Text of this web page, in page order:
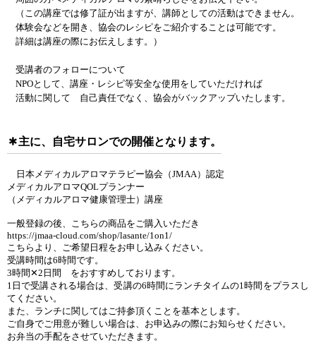
（この講座では修了証が出ますが、講師としての活動はできません。
体験会などを開き、協会のレシピをご紹介することは可能です。
詳細は講座の際にお伝えします。）
受講者のフォローについて
NPOとして、講座・レシピ等安全な使用をしていただければ
活動に関して 自己責任でなく、協会がバックアップいたします。
主に、自宅サロンでの開催となります。
日本メディカルアロマテラピー協会（JMAA）認定
メディカルアロマQOLプランナー
（メディカルアロマ健康管理士）講座
一般登録の後、こちらの商品をご購入いただき
https://jmaa-cloud.com/shop/lasante/1on1/
こちらより、ご希望日程をお申し込みください。
受講時間は6時間です。
3時間✕2日間 をおすすめしております。
1日で受講される場合は、受講の6時間にランチタイムの1時間をプラスし
てください。
また、ランチに関してはご持参頂くことを基本とします。
ご自身でご用意が難しい場合は、お申込みの際にお知らせください。
お弁当の手配をさせていただきます。